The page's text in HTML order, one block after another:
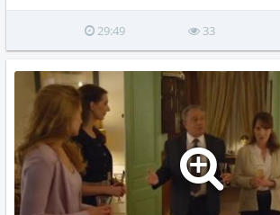
29:49 33